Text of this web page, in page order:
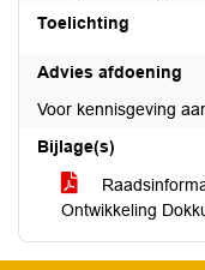
Toelichting
Advies afdoening
Voor kennisgeving
Bijlage(s)
Ontwikkeling